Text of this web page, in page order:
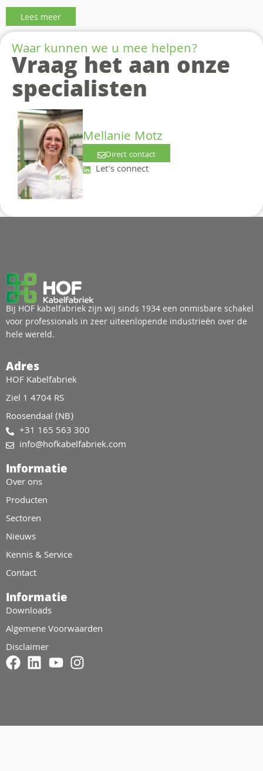
Lees meer
Waar kunnen we u mee helpen?
Vraag het aan onze
specialisten
Mellanie Motz
Direct contact
Let's connect
Bij HOF kabelfabriek zijn wij sinds 1934 een onmisbare schakel
voor professionals in zeer uiteenlopende industrieën over de
hele wereld.
Informatie
Downloads
Algemene Voorwaarden
Disclaimer
Adres
HOF Kabelfabriek
Ziel 1 4704 RS
Roosendaal (NB)
+31 165 563 300
info@hofkabelfabriek.com
Informatie
Over ons
Producten
Sectoren
Nieuws
Kennis & Service
Contact